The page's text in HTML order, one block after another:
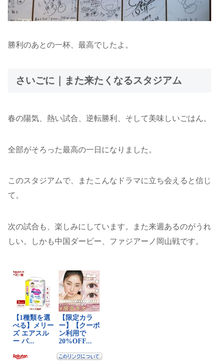
勝利のあとの一杯、最高でしたよ。
さいごに｜また来たくなるスタジアム
春の陽気、熱い試合、逆転勝利、そして美味しいごはん。
全部がそろった最高の一日になりました。
このスタジアムで、またこんなドラマに立ち会えると信じ
て。
次の試合も、楽しみにしています。また来週あるのがうれ
しい。しかも中国ダービー、ファジアーノ岡山戦です。